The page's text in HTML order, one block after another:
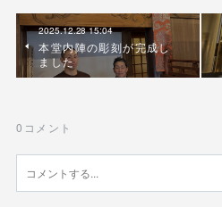
2025.12.28 15:04
本堂内陣の彫刻が完成し
ました
0 コメント